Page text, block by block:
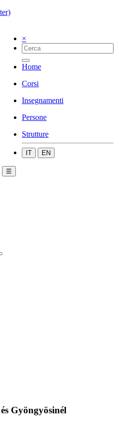
×
Home
Corsi
Insegnamenti
Persone
Strutture
IT EN
☰
Gyöngyösinél